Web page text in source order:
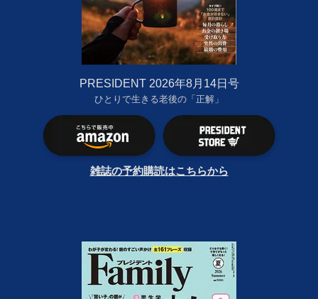
PRESIDENT 2026年8月14日号
ひとりで生きる老後の「正解」
雑誌の予約購読はこちらから